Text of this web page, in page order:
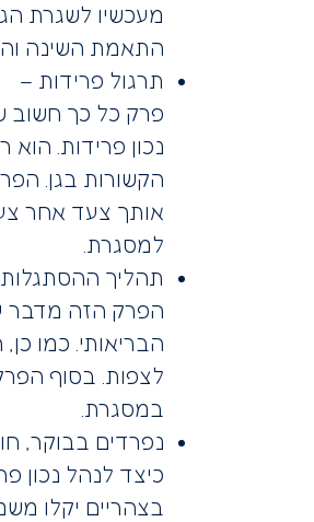
מעכשיו לשגרת
התאמת השינה
תרגול פרידות –
פרק כל כך חשוב
נכון פרידות.
הקשורות בגן.
אותך צעד אחר
למסגרת.
תהליך
הפרק הזה מדבר
הבריאותי. כמו
לצפות. בסוף
במסגרת.
נפרדים בבוקר,
כיצד לנהל נכון
בצהריים יקלו